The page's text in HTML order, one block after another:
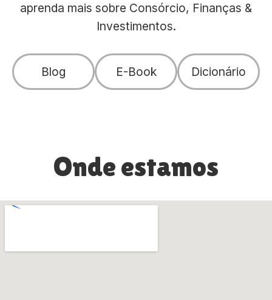
aprenda mais sobre Consórcio, Finanças &
Investimentos.
Blog E-Book Dicionário
Onde estamos